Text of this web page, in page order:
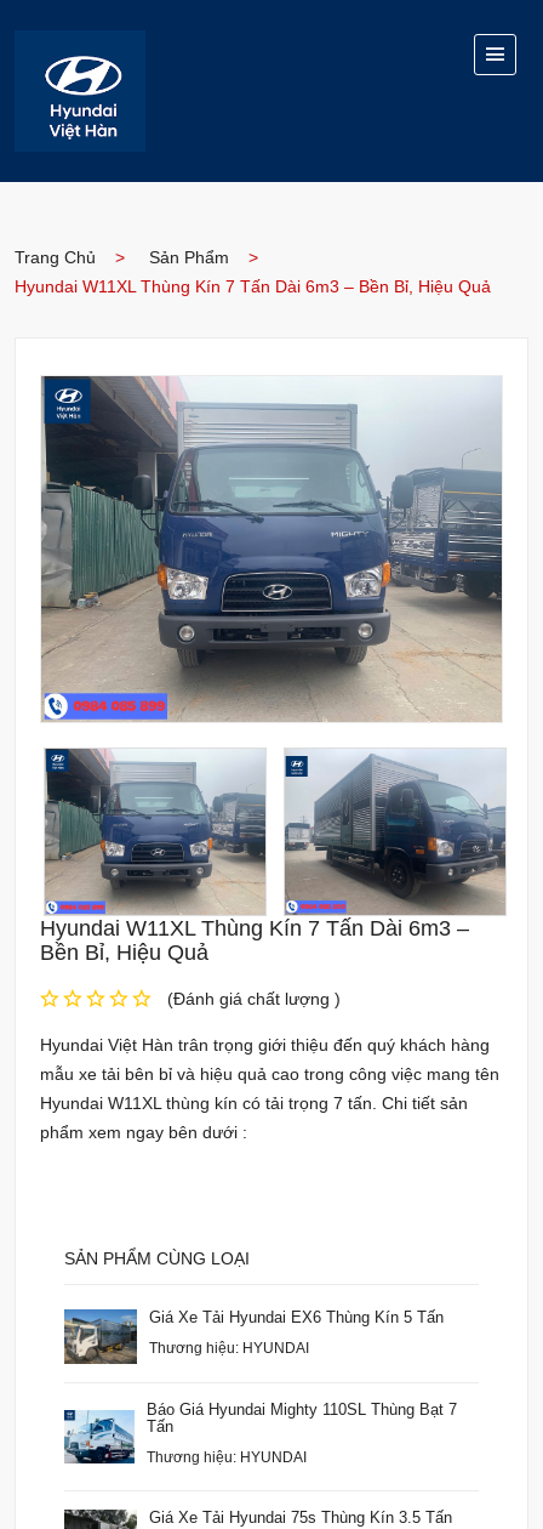
Trang Chủ
Sản Phẩm
Hyundai W11XL Thùng Kín 7 Tấn Dài 6m3 – Bền Bỉ, Hiệu Quả
Hyundai W11XL Thùng Kín 7 Tấn Dài 6m3 –
Bền Bỉ, Hiệu Quả
(Đánh giá chất lượng )
Hyundai Việt Hàn trân trọng giới thiệu đến quý khách hàng
mẫu xe tải bên bỉ và hiệu quả cao trong công việc mang tên
Hyundai W11XL thùng kín có tải trọng 7 tấn. Chi tiết sản
phẩm xem ngay bên dưới :
SẢN PHẨM CÙNG LOẠI
Giá Xe Tải Hyundai EX6 Thùng Kín 5 Tấn
Thương hiệu: HYUNDAI
Báo Giá Hyundai Mighty 110SL Thùng Bạt 7
Tấn
Thương hiệu: HYUNDAI
Giá Xe Tải Hyundai 75s Thùng Kín 3.5 Tấn